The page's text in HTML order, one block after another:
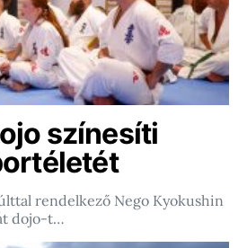
színesíti
rendelkező Nego Kyokushin
dojo-t…